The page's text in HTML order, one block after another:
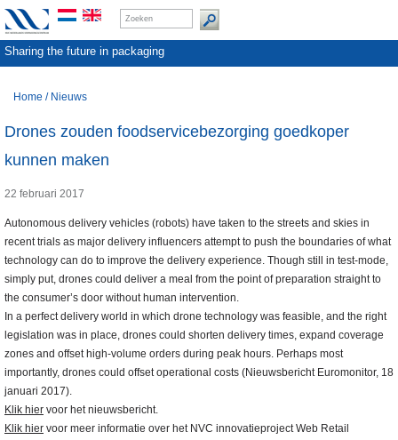
Sharing the future in packaging
Home / Nieuws
Drones zouden foodservicebezorging goedkoper
kunnen maken
22 februari 2017
Autonomous delivery vehicles (robots) have taken to the streets and skies in
recent trials as major delivery influencers attempt to push the boundaries of what
technology can do to improve the delivery experience. Though still in test-mode,
simply put, drones could deliver a meal from the point of preparation straight to
the consumer’s door without human intervention.
In a perfect delivery world in which drone technology was feasible, and the right
legislation was in place, drones could shorten delivery times, expand coverage
zones and offset high-volume orders during peak hours. Perhaps most
importantly, drones could offset operational costs (Nieuwsbericht Euromonitor, 18
januari 2017).
Klik hier voor het nieuwsbericht.
Klik hier voor meer informatie over het NVC innovatieproject Web Retail